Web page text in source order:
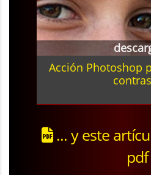
Acción Photoshop
... y este
pdf